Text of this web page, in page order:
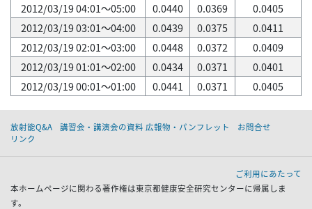
2012/03/19 04:01～05:00
0.0440 0.0369
0.0405
2012/03/19 03:01～04:00
0.0439 0.0375
0.0411
2012/03/19 02:01～03:00
0.0448 0.0372
0.0409
2012/03/19 01:01～02:00
0.0434 0.0371
0.0401
2012/03/19 00:01～01:00
0.0441 0.0371 0.0405
放射能Q&A 講習会・講演会の資料 広報物・パンフレット
お問合せ
リンク
ご利用にあたって
本ホームページに関わる著作権は東京都健康安全研究センターに帰属しま
す。